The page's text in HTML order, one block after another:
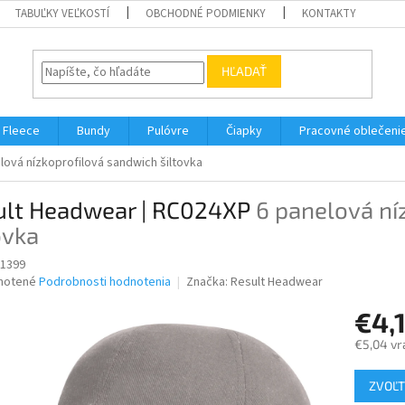
TABUĽKY VEĽKOSTÍ OBCHODNÉ PODMIENKY KONTAKTY
HĽADAŤ
Fleece Bundy Pulóvre Čiapky Pracovné
nízkoprofilová sandwich šiltovka
Headwear | RC024XP 6 panelová
Podrobnosti hodnotenia Značka: Result Headwear
€5,04
cena: